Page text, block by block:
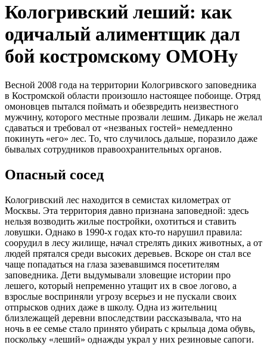
Кологривский леший: как
одичалый алиментщик дал
бой костромскому ОМОНу
Весной 2008 года на территории Кологривского заповедника
в Костромской области произошло настоящее побоище. Отряд
омоновцев пытался поймать и обезвредить неизвестного
мужчину, которого местные прозвали лешим. Дикарь не желал
сдаваться и требовал от «незваных гостей» немедленно
покинуть «его» лес. То, что случилось дальше, поразило даже
бывалых сотрудников правоохранительных органов.
Опасный сосед
Кологривский лес находится в семистах километрах от
Москвы. Эта территория давно признана заповедной: здесь
нельзя возводить жилые постройки, охотиться и ставить
ловушки. Однако в 1990-х годах кто-то нарушил правила:
соорудил в лесу жилище, начал стрелять диких животных, а от
людей прятался среди высоких деревьев. Вскоре он стал все
чаще попадаться на глаза зазевавшимся посетителям
заповедника. Дети выдумывали зловещие истории про
лешего, который непременно утащит их в свое логово, а
взрослые восприняли угрозу всерьез и не пускали своих
отпрысков одних даже в школу. Одна из жительниц
близлежащей деревни впоследствии рассказывала, что на
ночь в ее семье стало принято убирать с крыльца дома обувь,
поскольку «леший» однажды украл у них резиновые сапоги.